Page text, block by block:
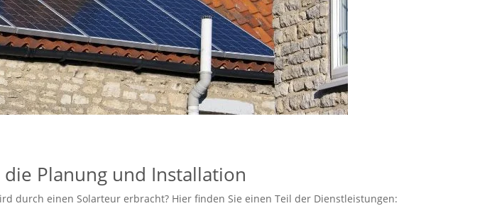
Planung und Installation
durch einen Solarteur erbracht? Hier finden Sie einen Teil der Dienstleistungen: